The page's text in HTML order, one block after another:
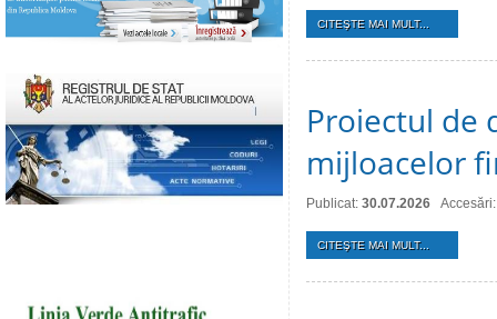
CITEŞTE MAI MULT...
Proiectul de
mijloacelor
Publicat: 30.07.2026
CITEŞTE MAI MULT...